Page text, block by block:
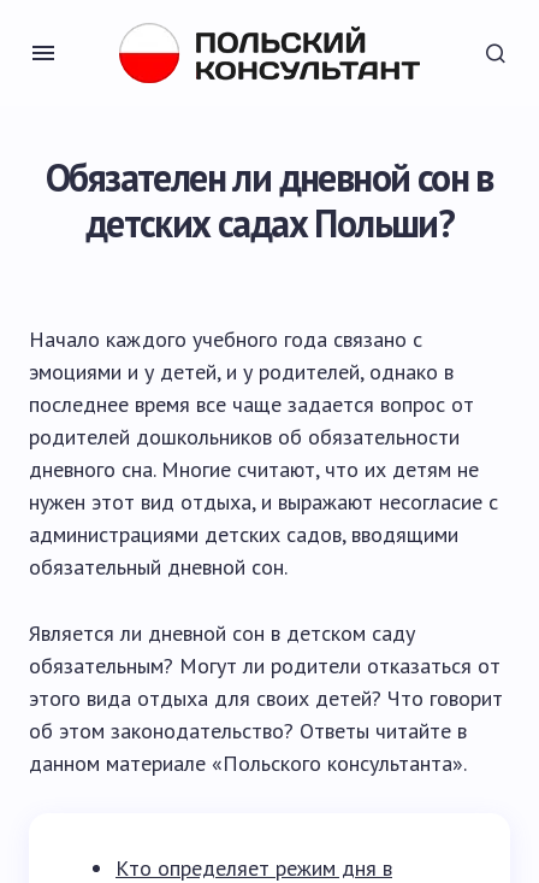
Обязателен ли дневной сон в
детских садах Польши?
Начало каждого учебного года связано с
эмоциями и у детей, и у родителей, однако в
последнее время все чаще задается вопрос от
родителей дошкольников об обязательности
дневного сна. Многие считают, что их детям не
нужен этот вид отдыха, и выражают несогласие с
администрациями детских садов, вводящими
обязательный дневной сон.
Является ли дневной сон в детском саду
обязательным? Могут ли родители отказаться от
этого вида отдыха для своих детей? Что говорит
об этом законодательство? Ответы читайте в
данном материале «Польского консультанта».
Кто определяет режим дня в